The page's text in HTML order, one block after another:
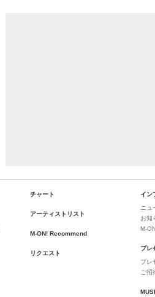
チャート
アーティストリスト
M-ON! Recommend
リクエスト
イン
ニュ
お知
M-
プレ
プレ
ご招